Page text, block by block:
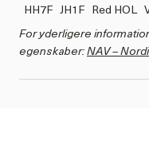
HH7F JH1F Red HOL
For yderligere
egenskaber:NAV –